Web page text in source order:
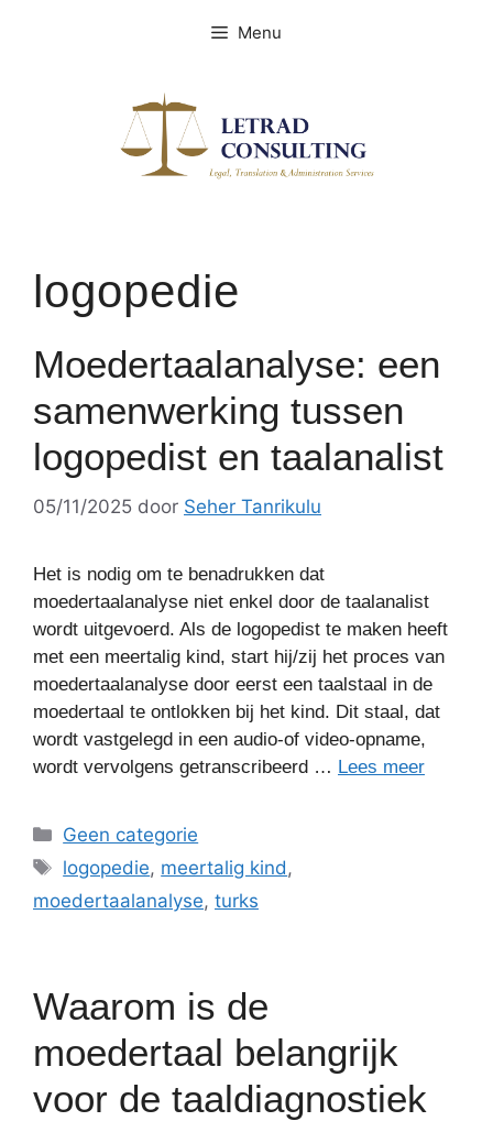
Menu
logopedie
Moedertaalanalyse: een
samenwerking tussen
logopedist en taalanalist
05/11/2025 door Seher Tanrikulu
Het is nodig om te benadrukken dat
moedertaalanalyse niet enkel door de taalanalist
wordt uitgevoerd. Als de logopedist te maken heeft
met een meertalig kind, start hij/zij het proces van
moedertaalanalyse door eerst een taalstaal in de
moedertaal te ontlokken bij het kind. Dit staal, dat
wordt vastgelegd in een audio-of video-opname,
wordt vervolgens getranscribeerd … Lees meer
Categorieën
Geen categorie
Tags
logopedie, meertalig kind ,
moedertaalanalyse, turks
Waarom is de
moedertaal belangrijk
voor de taaldiagnostiek